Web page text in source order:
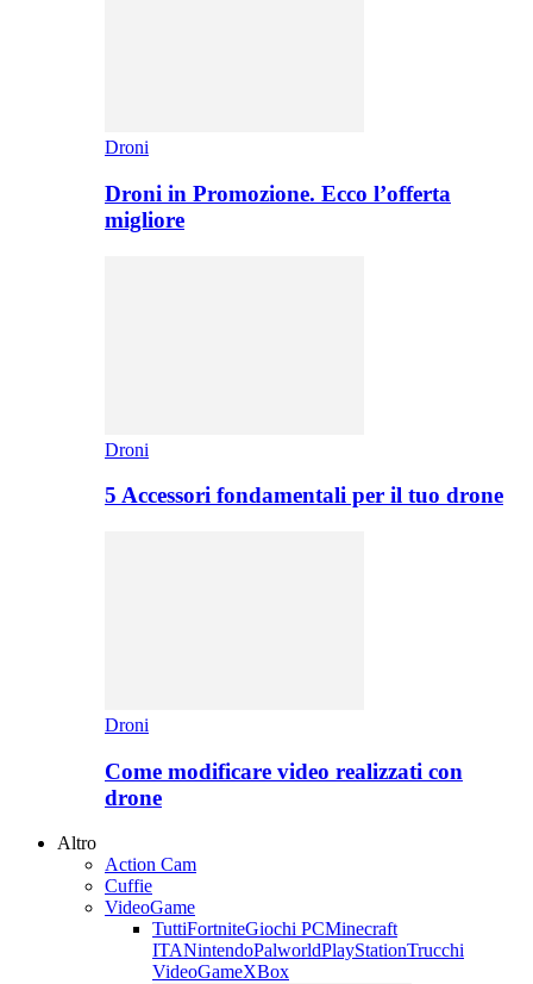
Droni
Droni in Promozione. Ecco l’offerta
migliore
Droni
5 Accessori fondamentali per il tuo drone
Droni
Come modificare video realizzati con
drone
Altro
Action Cam
Cuffie
VideoGame
TuttiFortniteGiochi PCMinecraft
ITANintendoPalworldPlayStationTrucchi
VideoGameXBox